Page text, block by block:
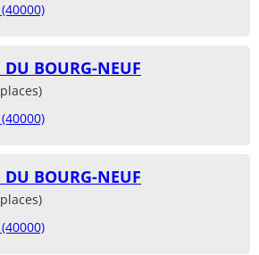
DU BOURG-NEUF
DU BOURG-NEUF